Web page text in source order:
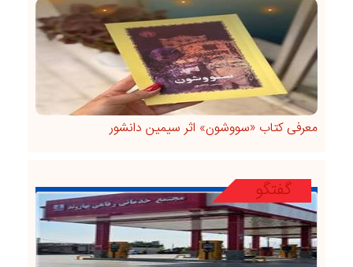
معرفی کتاب «سووشون» اثر سیمین دانشور
گفتگو